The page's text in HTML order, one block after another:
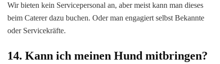
Wir bieten kein Servicepersonal an, aber meist kann man dieses
beim Caterer dazu buchen. Oder man engagiert selbst Bekannte
oder Servicekräfte.
14. Kann ich meinen Hund mitbringen?